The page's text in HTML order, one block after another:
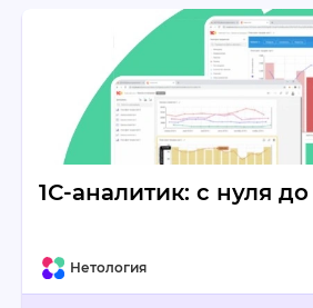
1С-аналитик: с нуля
Нетология